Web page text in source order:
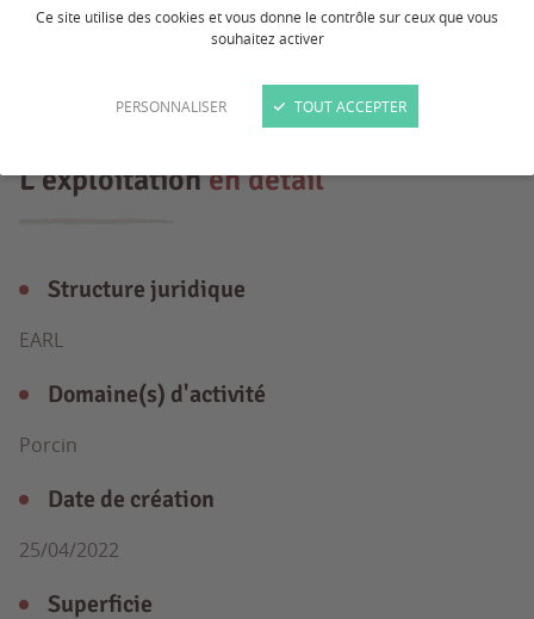
Ce site utilise des cookies et vous donne le contrôle sur ceux que vous
souhaitez activer
PERSONNALISER TOUT ACCEPTER
des stagiaires motivés et passionnés par
L'exploitationen détail
Structure juridique
EARL
Domaine(s) d'activité
Porcin
Date de création
25/04/2022
Superficie